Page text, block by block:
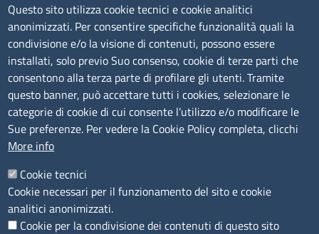
TRASPARENZA
Albo Online
Amministrazione trasparente
Bandi e concorsi
Segnalazioni Whistleblowing
Accessibilità
IBAN e pagamenti informatici
Informative privacy e cookie
Verifiche PA
Attuazione misure PNRR
Questo sito utilizza cookie tecnici e cookie analitici
anonimizzati. Per consentire specifiche funzionalità quali la
condivisione e/o la visione di contenuti, possono essere
installati, solo previo Suo consenso, cookie di terze parti che
consentono alla terza parte di profilare gli utenti. Tramite
questo banner, può accettare tutti i cookies, selezionare le
categorie di cookie di cui consente l’utilizzo e/o modificare le
Sue preferenze. Per vedere la Cookie Policy completa, clicchi
More info
Cookie tecnici
Cookie necessari per il funzionamento del sito e cookie
analitici anonimizzati.
Cookie per la condivisione dei contenuti di questo sito